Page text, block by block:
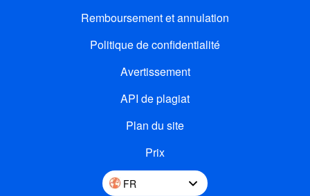
Remboursement et annulation
Politique de confidentialité
Avertissement
API de plagiat
Plan du site
Prix
FR